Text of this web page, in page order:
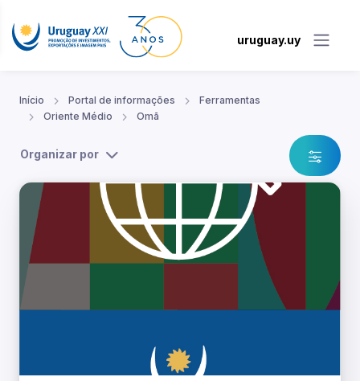
uruguay.uy
Início Portal de informações
Ferramentas
Oriente Médio
Omã
Organizar por